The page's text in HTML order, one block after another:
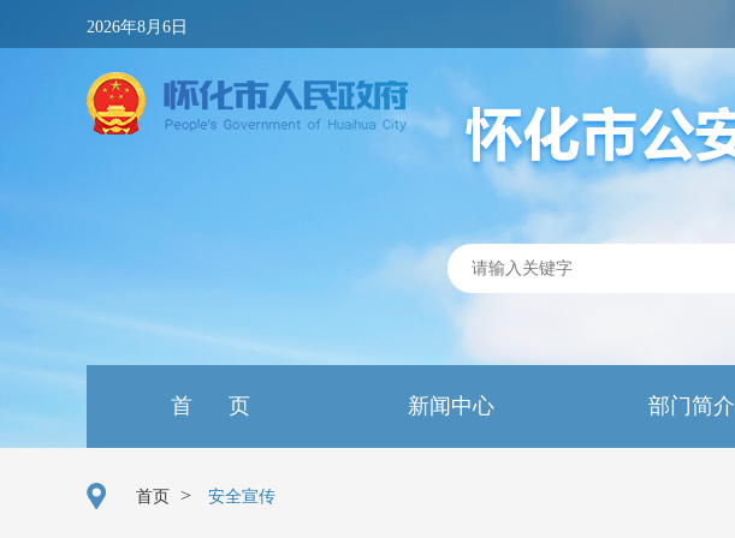
2026年8月6日
首 页 新闻中心 部门简介
首页 > 安全宣传